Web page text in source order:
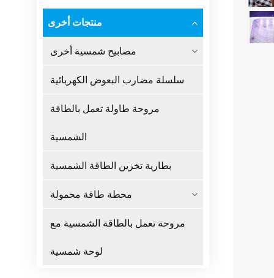
منتجات أخرى
مصابيح شمسية أخرى
سلسلة مضارب البعوض الكهربائية
مروحة طاولة تعمل بالطاقة
الشمسية
بطارية تخزين الطاقة الشمسية
محطة طاقة محمولة
مروحة تعمل بالطاقة الشمسية مع
لوحة شمسية